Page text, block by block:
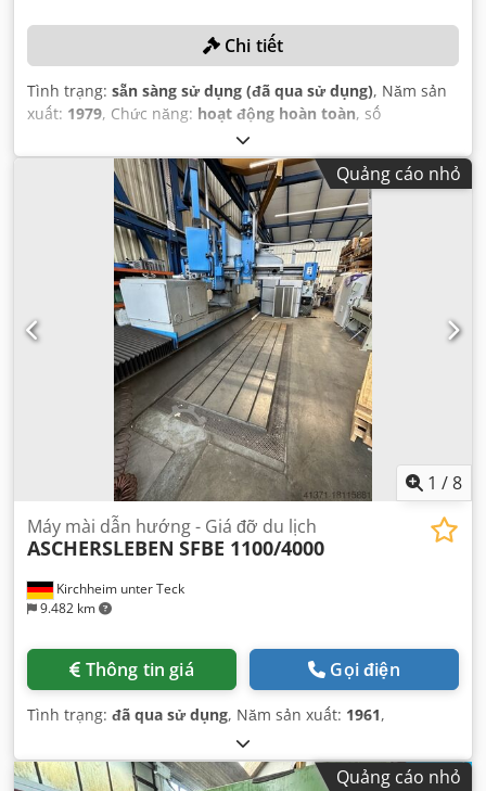
Chi tiết
Tình trạng: sẵn sàng sử dụng (đã qua sử dụng), Năm sản
xuất: 1979, Chức năng: hoạt động hoàn toàn, số
, chiều rộng mài:
trọng lượng phôi (tối đa):11.000 kg, chiều dài mài:3.000
, chiều rộng bàn:3.000 mm, chiều dài bàn: 1.250 mm,
Quảng cáo nhỏ
1 /8
Kirchheim unter Teck
9.482 km
Máy mài dẫn hướng - Giá đỡ du lịch
ASCHERSLEBEN SFBE 1100/4000
Thông tin giá Gọi điện
Tình trạng: đã qua sử dụng, Năm sản xuất: 1961,
Quảng cáo nhỏ